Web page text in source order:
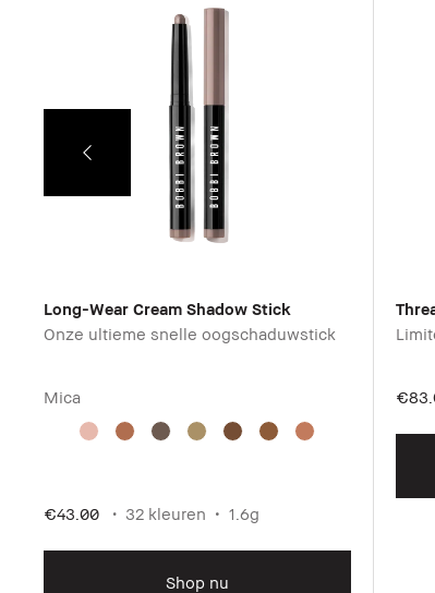
Long-Wear Cream Shadow Stick
Onze ultieme snelle oogschaduwstick
Mica
€43.00 32 kleuren 1.6g
Shop nu